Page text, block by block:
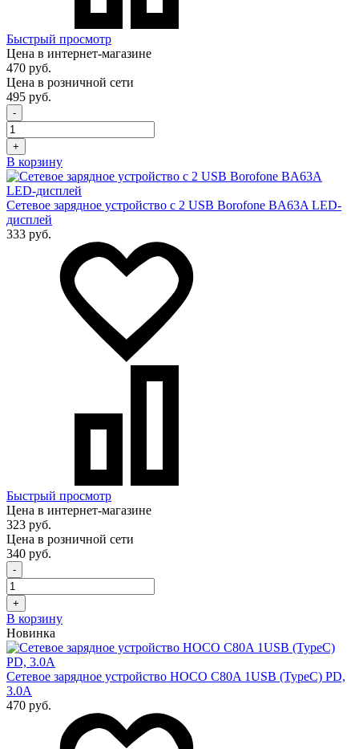
Быстрый просмотр
Цена в интернет-магазине
470 руб.
Цена в розничной сети
495 руб.
-
+
В корзину
Сетевое зарядное устройство с 2 USB Borofone BA63A LED-
дисплей
333 руб.
Быстрый просмотр
Цена в интернет-магазине
323 руб.
Цена в розничной сети
340 руб.
-
+
В корзину
Новинка
Сетевое зарядное устройство HOCO C80A 1USB (TypeC) PD,
3.0A
470 руб.